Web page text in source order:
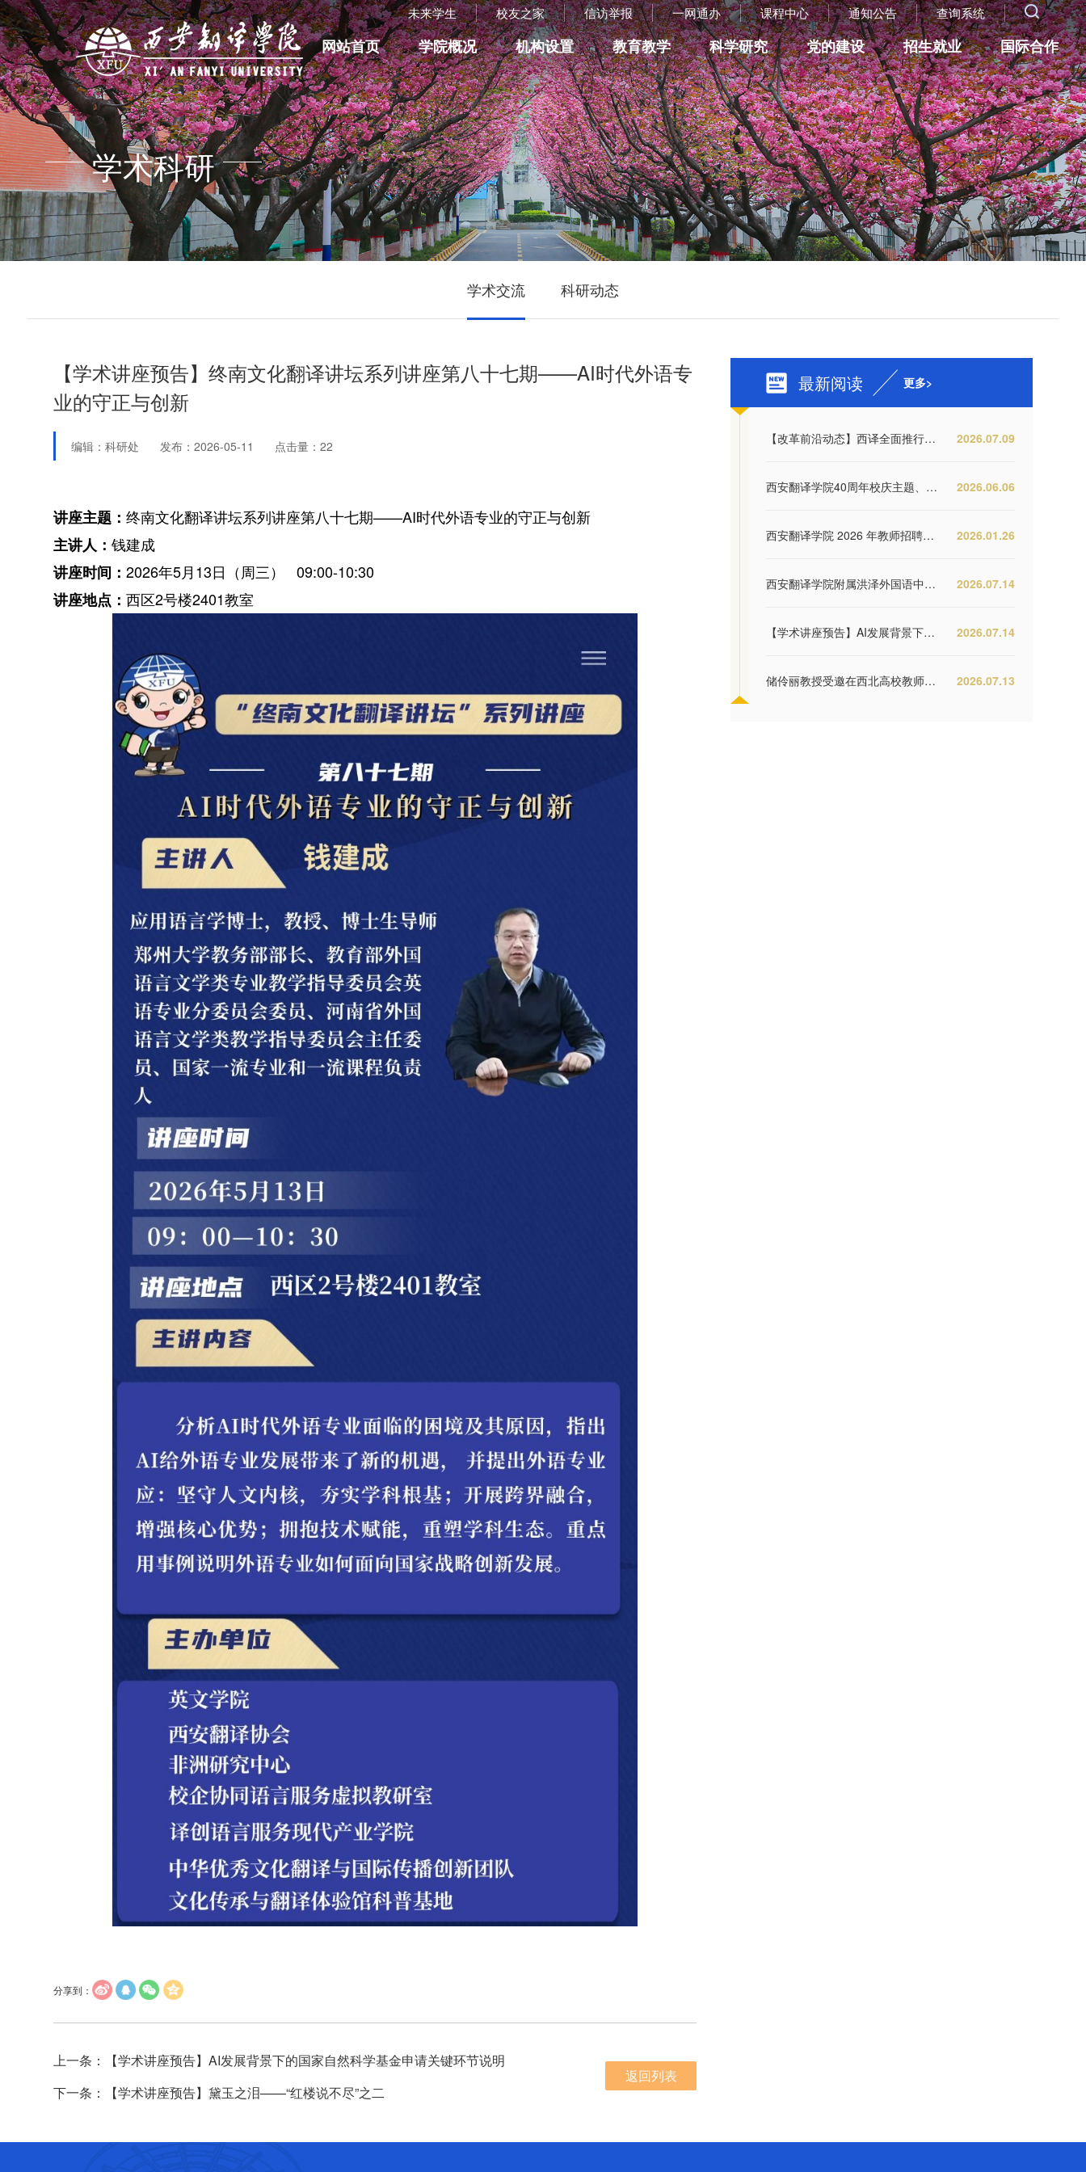
信访举报 一网通办 课程中心 通知公告 查询系统
未来学生 校友之家
网站首页 学院概况 机构设置 教育教学 科学研究 党的建设 招生就业 国际合作
学术科研
学术交流 科研动态
【学术讲座预告】终南文化翻译讲坛系列讲座第八十七期——AI时代外语专
业的守正与创新
编辑：科研处 发布：2026-05-11 点击量： 22
讲座主题： 终南文化翻译讲坛系列讲座第八十七期——AI时代外语专业的守正与创新
主讲人： 钱建成
讲座时间： 2026年5月13日（周三） 09:00-10:30
讲座地点： 西区2号楼2401教室
分享到：
返回列表
上一条：【学术讲座预告】AI发展背景下的国家自然科学基金申请关键环节说明
下一条：【学术讲座预告】黛玉之泪——“红楼说不尽”之二
最新阅读 更多>
2026.07.09
【改革前沿动态】西译全面推行职能部门“大部...
2026.06.06
西安翻译学院40周年校庆主题、视觉形象和纪念...
2026.01.26
西安翻译学院 2026 年教师招聘公告
2026.07.14
西安翻译学院附属洪泽外国语中学2026年优秀教...
2026.07.14
【学术讲座预告】AI发展背景下的国家自然科学...
2026.07.13
储伶丽教授受邀在西北高校教师教学发展联盟年...